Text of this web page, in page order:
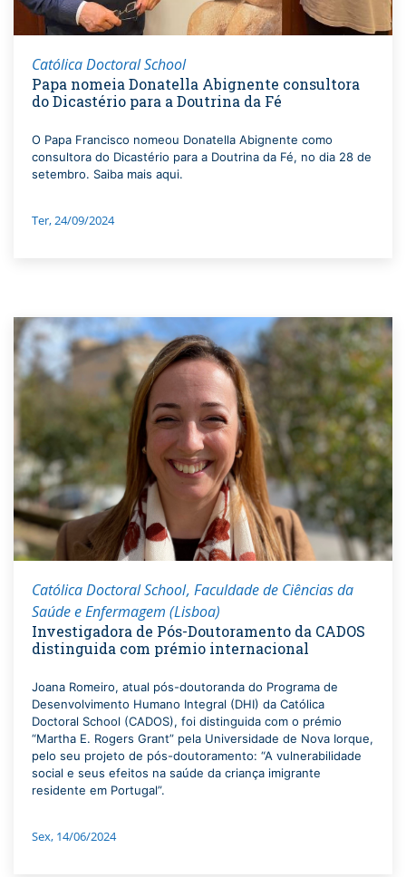
Católica Doctoral School
Papa nomeia Donatella Abignente consultora
do Dicastério para a Doutrina da Fé
O Papa Francisco nomeou Donatella Abignente como
consultora do Dicastério para a Doutrina da Fé, no dia 28 de
setembro. Saiba mais aqui.
Ter, 24/09/2024
Católica Doctoral School Faculdade de Ciências da
Saúde e Enfermagem (Lisboa)
Investigadora de Pós-Doutoramento da CADOS
distinguida com prémio internacional
Joana Romeiro, atual pós-doutoranda do Programa de
Desenvolvimento Humano Integral (DHI) da Católica
Doctoral School (CADOS), foi distinguida com o prémio
“Martha E. Rogers Grant” pela Universidade de Nova Iorque,
pelo seu projeto de pós-doutoramento: “A vulnerabilidade
social e seus efeitos na saúde da criança imigrante
residente em Portugal”.
Sex, 14/06/2024